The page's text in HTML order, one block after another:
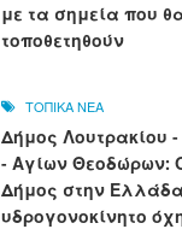
με τα σημεία που
τοποθετηθούν
ΤΟΠΙΚΑ ΝΕΑ
Δήμος Λουτρακίου
- Αγίων Θεοδώρων:
Δήμος στην
υδρογονοκίνητο